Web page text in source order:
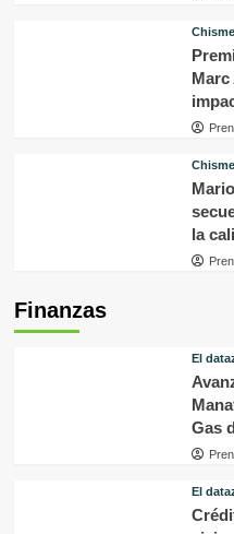
Marc
la
Finanzas
El
Gas
El